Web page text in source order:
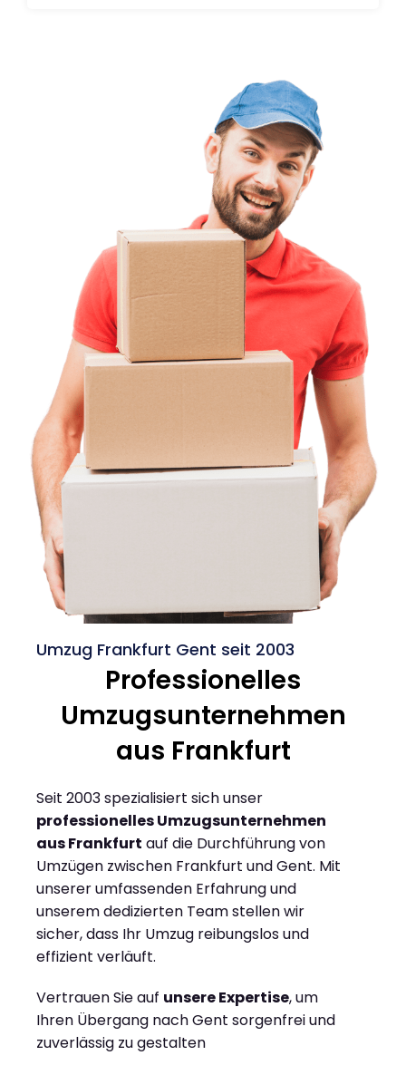
Umzug Frankfurt Gent seit 2003
Professionelles
Umzugsunternehmen
aus Frankfurt
Seit 2003 spezialisiert sich unser
professionelles Umzugsunternehmen
aus Frankfurt auf die Durchführung von
Umzügen zwischen Frankfurt und Gent. Mit
unserer umfassenden Erfahrung und
unserem dedizierten Team stellen wir
sicher, dass Ihr Umzug reibungslos und
effizient verläuft.
Vertrauen Sie auf unsere Expertise, um
Ihren Übergang nach Gent sorgenfrei und
zuverlässig zu gestalten